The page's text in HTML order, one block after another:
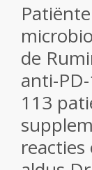
de
anti-
113